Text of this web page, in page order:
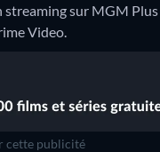
sur MGM Plus
Video.
cette publicité